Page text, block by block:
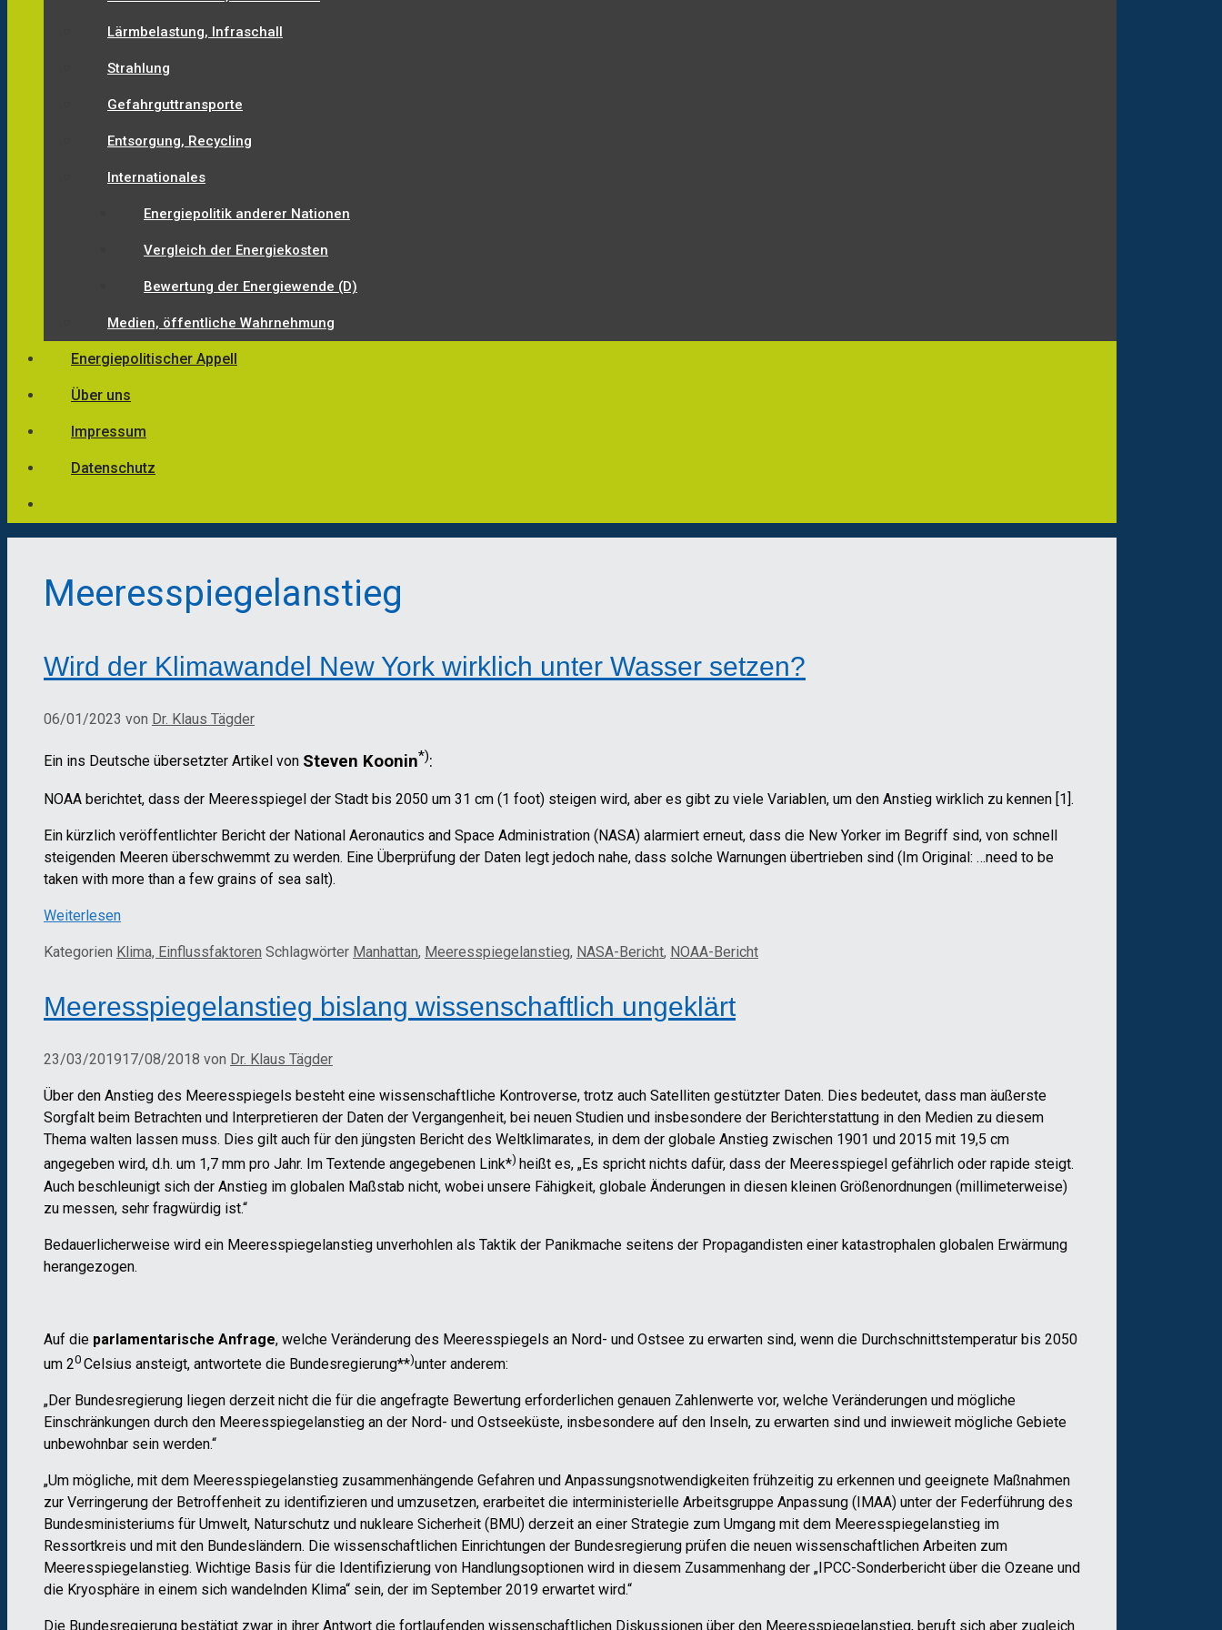
Lärmbelastung, Infraschall
Strahlung
Gefahrguttransporte
Entsorgung, Recycling
Internationales
Energiepolitik anderer Nationen
Vergleich der Energiekosten
Bewertung der Energiewende (D)
Medien, öffentliche Wahrnehmung
Energiepolitischer Appell
Über uns
Impressum
Datenschutz
Meeresspiegelanstieg
Wird der Klimawandel New York wirklich unter Wasser setzen?
06/01/2023 von Dr. Klaus Tägder
Ein ins Deutsche übersetzter Artikel von Steven Koonin*):
NOAA berichtet, dass der Meeresspiegel der Stadt bis 2050 um 31 cm (1 foot) steigen wird, aber es gibt zu viele Variablen, um den Anstieg wirklich zu kennen [1].
Ein kürzlich veröffentlichter Bericht der National Aeronautics and Space Administration (NASA) alarmiert erneut, dass die New Yorker im Begriff sind, von schnell
steigenden Meeren überschwemmt zu werden. Eine Überprüfung der Daten legt jedoch nahe, dass solche Warnungen übertrieben sind (Im Original: …need to be
taken with more than a few grains of sea salt).
Weiterlesen
Kategorien Klima, Einflussfaktoren Schlagwörter Manhattan, Meeresspiegelanstieg, NASA-Bericht, NOAA-Bericht
Meeresspiegelanstieg bislang wissenschaftlich ungeklärt
23/03/201917/08/2018 von Dr. Klaus Tägder
Über den Anstieg des Meeresspiegels besteht eine wissenschaftliche Kontroverse, trotz auch Satelliten gestützter Daten. Dies bedeutet, dass man äußerste
Sorgfalt beim Betrachten und Interpretieren der Daten der Vergangenheit, bei neuen Studien und insbesondere der Berichterstattung in den Medien zu diesem
Thema walten lassen muss. Dies gilt auch für den jüngsten Bericht des Weltklimarates, in dem der globale Anstieg zwischen 1901 und 2015 mit 19,5 cm
angegeben wird, d.h. um 1,7 mm pro Jahr. Im Textende angegebenen Link*) heißt es, „Es spricht nichts dafür, dass der Meeresspiegel gefährlich oder rapide steigt.
Auch beschleunigt sich der Anstieg im globalen Maßstab nicht, wobei unsere Fähigkeit, globale Änderungen in diesen kleinen Größenordnungen (millimeterweise)
zu messen, sehr fragwürdig ist.“
Bedauerlicherweise wird ein Meeresspiegelanstieg unverhohlen als Taktik der Panikmache seitens der Propagandisten einer katastrophalen globalen Erwärmung
herangezogen.
Auf die parlamentarische Anfrage, welche Veränderung des Meeresspiegels an Nord- und Ostsee zu erwarten sind, wenn die Durchschnittstemperatur bis 2050
um 20 Celsius ansteigt, antwortete die Bundesregierung**)unter anderem:
„Der Bundesregierung liegen derzeit nicht die für die angefragte Bewertung erforderlichen genauen Zahlenwerte vor, welche Veränderungen und mögliche
Einschränkungen durch den Meeresspiegelanstieg an der Nord- und Ostseeküste, insbesondere auf den Inseln, zu erwarten sind und inwieweit mögliche Gebiete
unbewohnbar sein werden.“
„Um mögliche, mit dem Meeresspiegelanstieg zusammenhängende Gefahren und Anpassungsnotwendigkeiten frühzeitig zu erkennen und geeignete Maßnahmen
zur Verringerung der Betroffenheit zu identifizieren und umzusetzen, erarbeitet die interministerielle Arbeitsgruppe Anpassung (IMAA) unter der Federführung des
Bundesministeriums für Umwelt, Naturschutz und nukleare Sicherheit (BMU) derzeit an einer Strategie zum Umgang mit dem Meeresspiegelanstieg im
Ressortkreis und mit den Bundesländern. Die wissenschaftlichen Einrichtungen der Bundesregierung prüfen die neuen wissenschaftlichen Arbeiten zum
Meeresspiegelanstieg. Wichtige Basis für die Identifizierung von Handlungsoptionen wird in diesem Zusammenhang der „IPCC-Sonderbericht über die Ozeane und
die Kryosphäre in einem sich wandelnden Klima“ sein, der im September 2019 erwartet wird.“
Die Bundesregierung bestätigt zwar in ihrer Antwort die fortlaufenden wissenschaftlichen Diskussionen über den Meeresspiegelanstieg, beruft sich aber zugleich